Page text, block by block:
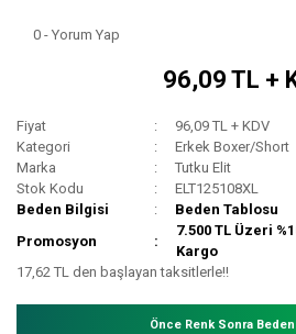
0 - Yorum Yap
96,09 TL +
Fiyat
96,09 TL + KDV
Kategori
Erkek Boxer/Short
Marka
Tutku Elit
Stok Kodu
ELT125108XL
Beden Bilgisi
Beden Tablosu
Promosyon
7.500 TL Üzeri
Kargo
17,62 TL den başlayan taksitlerle!!
Önce Renk Sonra